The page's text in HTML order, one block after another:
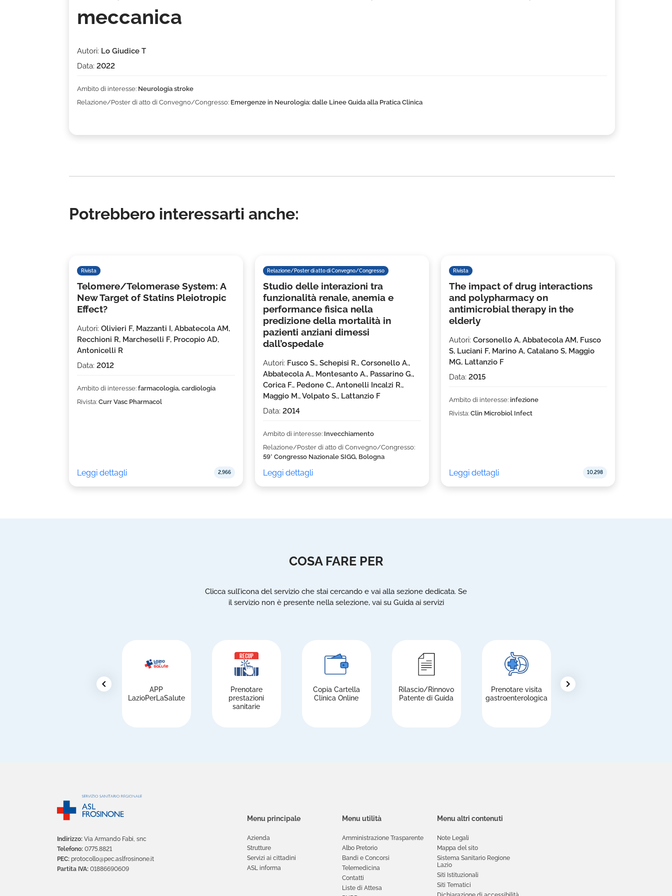
meccanica
Autori: Lo Giudice T
Data: 2022
Ambito di interesse: Neurologia stroke
Relazione/Poster di atto di Convegno/Congresso: Emergenze in Neurologia: dalle Linee Guida alla Pratica Clinica
Potrebbero interessarti anche:
Rivista
2,966
Telomere/Telomerase System: A
New Target of Statins Pleiotropic
Effect?
Autori: Olivieri F, Mazzanti I, Abbatecola AM,
Recchioni R, Marcheselli F, Procopio AD,
Antonicelli R
Data: 2012
Ambito di interesse: farmacologia, cardiologia
Rivista: Curr Vasc Pharmacol
Leggi dettagli
Relazione/Poster di atto di Convegno/Congresso
Studio delle interazioni tra
funzionalità renale, anemia e
performance fisica nella
predizione della mortalità in
pazienti anziani dimessi
dall’ospedale
Autori: Fusco S., Schepisi R., Corsonello A.,
Abbatecola A., Montesanto A., Passarino G.,
Corica F., Pedone C., Antonelli Incalzi R.,
Maggio M., Volpato S., Lattanzio F
Data: 2014
Ambito di interesse: Invecchiamento
Relazione/Poster di atto di Convegno/Congresso:
59° Congresso Nazionale SIGG, Bologna
Leggi dettagli
Rivista
10,298
The impact of drug interactions
and polypharmacy on
antimicrobial therapy in the
elderly
Autori: Corsonello A, Abbatecola AM, Fusco
S, Luciani F, Marino A, Catalano S, Maggio
MG, Lattanzio F
Data: 2015
Ambito di interesse: infezione
Rivista: Clin Microbiol Infect
Leggi dettagli
COSA FARE PER
Clicca sull’icona del servizio che stai cercando e vai alla sezione dedicata. Se
il servizio non è presente nella selezione, vai su Guida ai servizi
chevron_left
APP
LazioPerLaSalute
Prenotare
prestazioni
sanitarie
Copia Cartella
Clinica Online
Rilascio/Rinnovo
Patente di Guida
Prenotare visita
gastroenterologica
chevron_right
Indirizzo: Via Armando Fabi, snc
Telefono: 0775.8821
PEC: protocollo@pec.aslfrosinone.it
Partita IVA: 01886690609
Menu principale
Azienda
Strutture
Servizi ai cittadini
ASL informa
Menu utilità
Amministrazione Trasparente
Albo Pretorio
Bandi e Concorsi
Telemedicina
Contatti
Liste di Attesa
Menu altri contenuti
Note Legali
Mappa del sito
Sistema Sanitario Regione
Lazio
Siti Istituzionali
Siti Tematici